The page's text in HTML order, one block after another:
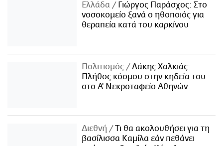
Ελλάδα
Γιώργος Παράσχος: Στο
νοσοκομείο ξανά ο ηθοποιός για
θεραπεία κατά του καρκίνου
Πολιτισμός
Λάκης Χαλκιάς:
Πλήθος κόσμου στην κηδεία του
στο Α' Νεκροταφείο Αθηνών
Διεθνή
Τι θα ακολουθήσει για τη
βασίλισσα Καμίλα εάν πεθάνει